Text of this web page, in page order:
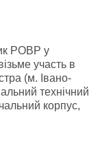
РОВР у
участь в
(м. Івано-
технічний
корпус,